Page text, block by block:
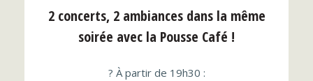
2 concerts, 2 ambiances dans la même
soirée avec la Pousse Café !
? À partir de 19h30 :